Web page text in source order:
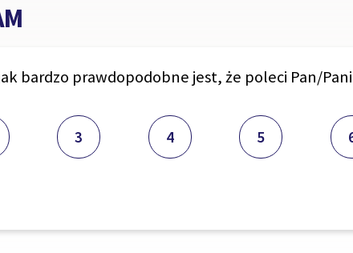
bardzo prawdopodobne jest, że poleci Pan/
3 4 5